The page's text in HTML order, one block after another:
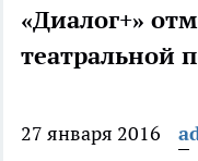
«Диалог+»
театральной
27 января 2016